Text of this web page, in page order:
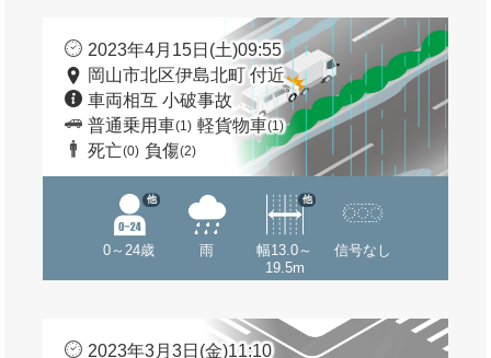
2023年4月15日(土)09:55
岡山市北区伊島北町 付近
車両相互 小破事故
普通乗用車(1) 軽貨物車(1)
死亡(0) 負傷(2)
0～24歳
他
雨
幅13.0～
19.5m
他
信号なし
2023年3月3日(金)11:10